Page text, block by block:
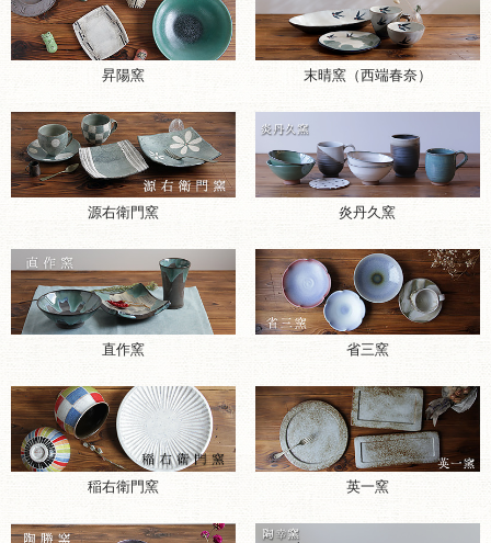
源右衛門窯 炎丹久窯
直作窯 省三窯
稲右衛門窯 英一窯
陶勝窯 陶幸窯